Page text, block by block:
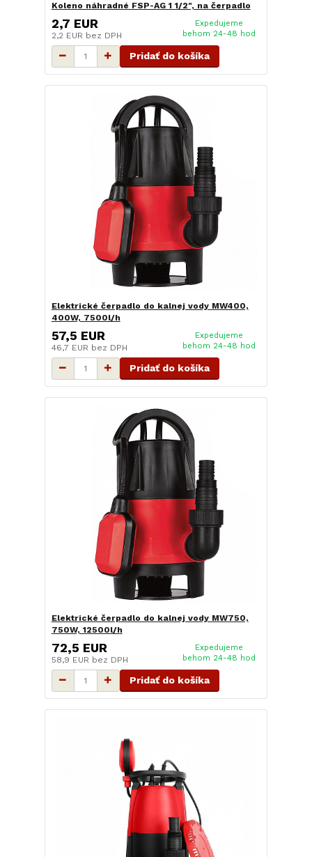
Koleno náhradné FSP-AG 1 1/2", na čerpadlo
2,7 EUR
2,2 EUR bez DPH
Expedujeme
behom 24-48 hod
Pridať do košíka
Elektrické čerpadlo do kalnej vody MW400,
400W, 7500l/h
57,5 EUR
46,7 EUR bez DPH
Expedujeme
behom 24-48 hod
Pridať do košíka
Elektrické čerpadlo do kalnej vody MW750,
750W, 12500l/h
72,5 EUR
58,9 EUR bez DPH
Expedujeme
behom 24-48 hod
Pridať do košíka